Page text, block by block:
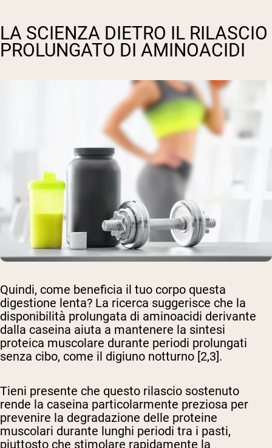
LA SCIENZA DIETRO IL RILASCIO
PROLUNGATO DI AMINOACIDI
Quindi, come beneficia il tuo corpo questa
digestione lenta? La ricerca suggerisce che la
disponibilità prolungata di aminoacidi derivante
dalla caseina aiuta a mantenere la sintesi
proteica muscolare durante periodi prolungati
senza cibo, come il digiuno notturno [2,3].
Tieni presente che questo rilascio sostenuto
rende la caseina particolarmente preziosa per
prevenire la degradazione delle proteine
muscolari durante lunghi periodi tra i pasti,
piuttosto che stimolare rapidamente la